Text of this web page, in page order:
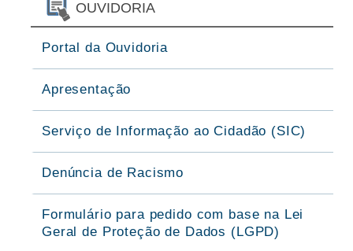
OUVIDORIA
Portal da Ouvidoria
Apresentação
Serviço de Informação ao Cidadão (SIC)
Denúncia de Racismo
Formulário para pedido com base na Lei
Geral de Proteção de Dados (LGPD)